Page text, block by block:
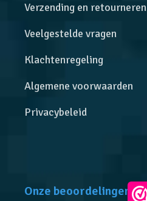
Verzending en retourneren
Veelgestelde vragen
Klachtenregeling
Algemene voorwaarden
Privacybeleid
Onze beoordelingen